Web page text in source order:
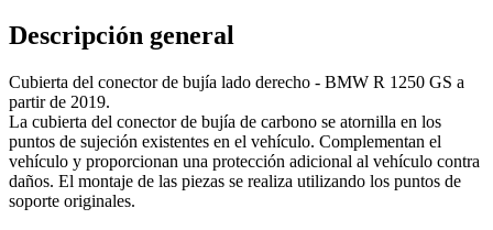
Descripción general
Cubierta del conector de bujía lado derecho - BMW R 1250 GS a
partir de 2019.
La cubierta del conector de bujía de carbono se atornilla en los
puntos de sujeción existentes en el vehículo. Complementan el
vehículo y proporcionan una protección adicional al vehículo contra
daños. El montaje de las piezas se realiza utilizando los puntos de
soporte originales.